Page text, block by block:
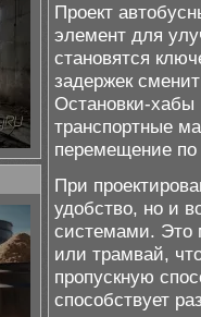
Проект
элемент для
становятся
задержек
Остановки-хабы
транспортные
перемещение по
При
удобство, но и
системами. Это
или трамвай,
пропускную
способствует